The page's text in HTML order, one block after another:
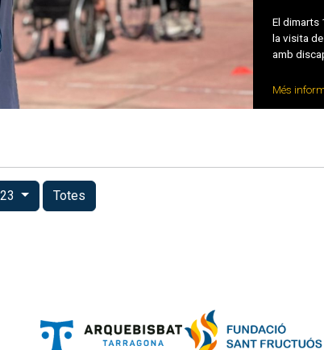
El dimarts
la visita
amb
Més
Totes